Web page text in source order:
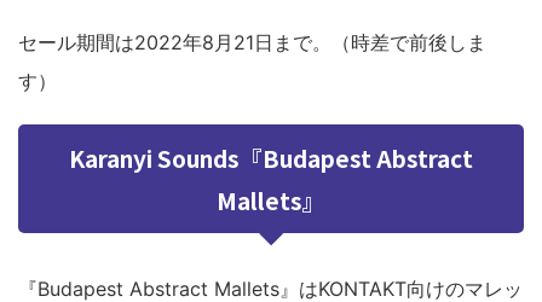
セール期間は2022年8月21日まで。（時差で前後しま
す）
Karanyi Sounds『Budapest Abstract
Mallets』
『Budapest Abstract Mallets』はKONTAKT向けのマレッ